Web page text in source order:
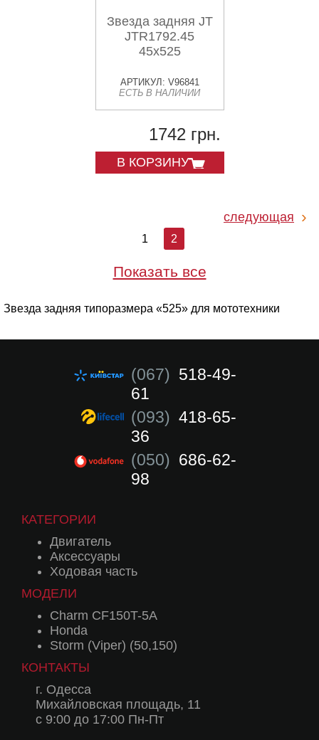
Звезда задняя JT
JTR1792.45
45x525
АРТИКУЛ: V96841
ЕСТЬ В НАЛИЧИИ
1742 грн.
В КОРЗИНУ
следующая
1 2
Показать все
Звезда задняя типоразмера «525» для мототехники
(067) 518-49-
61
(093) 418-65-
36
(050) 686-62-
98
КАТЕГОРИИ
Двигатель
Аксессуары
Ходовая часть
МОДЕЛИ
Charm CF150T-5A
Honda
Storm (Viper) (50,150)
КОНТАКТЫ
г. Одесса
Михайловская площадь, 11
с 9:00 до 17:00 Пн-Пт